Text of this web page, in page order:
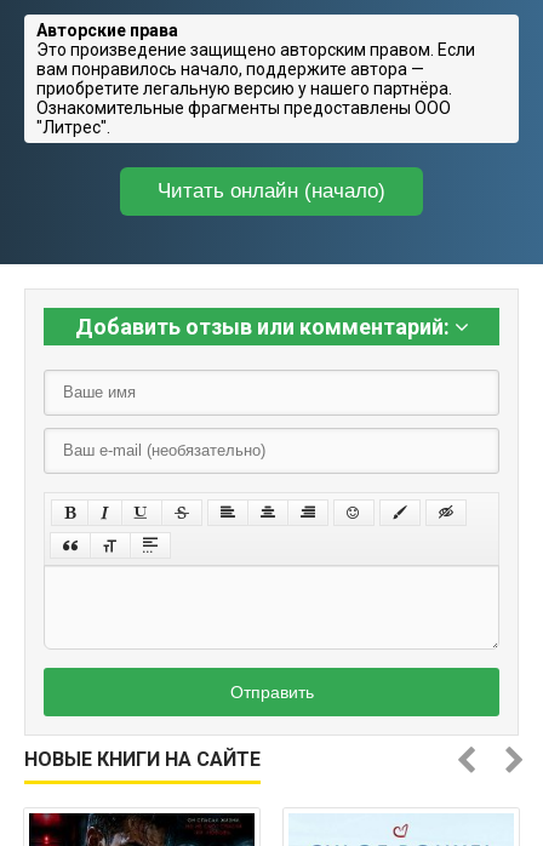
Авторские права
Это произведение защищено авторским правом. Если
вам понравилось начало, поддержите автора —
приобретите легальную версию у нашего партнёра.
Ознакомительные фрагменты предоставлены ООО
"Литрес".
Читать онлайн (начало)
Добавить отзыв или комментарий:
Отправить
НОВЫЕ КНИГИ НА САЙТЕ